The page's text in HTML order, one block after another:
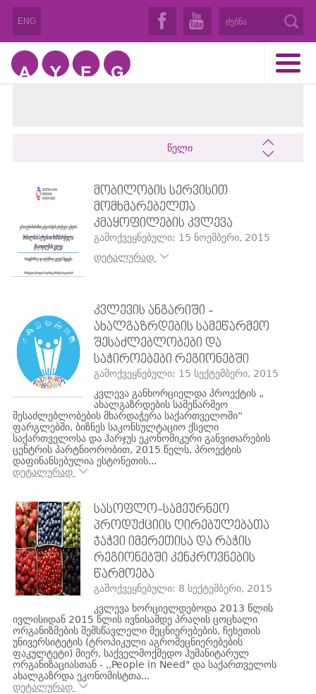
ENG
წელი
ᲛᲝᲑᲘᲚᲝᲑᲘᲡ ᲡᲔᲠᲕᲘᲡᲘᲗ
ᲛᲝᲛᲮᲛᲐᲠᲔᲑᲔᲚᲗᲐ
ᲙᲛᲐᲧᲝᲤᲘᲚᲔᲑᲘᲡ ᲙᲕᲚᲔᲕᲐ
გამოქვეყნებული: 15 ნოემბერი, 2015
დეტალურად
ᲙᲕᲚᲔᲕᲘᲡ ᲐᲜᲒᲐᲠᲘᲨᲘ -
ᲐᲮᲐᲚᲒᲐᲖᲠᲓᲔᲑᲘᲡ ᲡᲐᲛᲔᲬᲐᲠᲛᲔᲝ
ᲨᲔᲡᲐᲫᲚᲔᲑᲚᲝᲑᲔᲑᲘ ᲓᲐ
ᲡᲐᲭᲘᲠᲝᲔᲑᲔᲑᲘ ᲠᲔᲒᲘᲝᲜᲔᲑᲨᲘ
გამოქვეყნებული: 15 სექტემბერი, 2015
კვლევა განხორციელდა პროექტის „
ახალგაზრდების სამეწარმეო
შესაძლებლობების მხარდაჭერა საქართველოში“
ფარგლებში, ბიზნეს საკონსულტაციო ქსელი
საქართველოსა და ჰარჯუს ეკონომიკური განვითარების
ცენტრის პარტნიორობით, 2015 წელს. პროექტის
დაფინანსებულია ესტონეთის...
დეტალურად
ᲡᲐᲡᲝᲤᲚᲝ-ᲡᲐᲛᲔᲣᲠᲜᲔᲝ
ᲞᲠᲝᲓᲣᲥᲪᲘᲘᲡ ᲦᲘᲠᲔᲑᲣᲚᲔᲑᲐᲗᲐ
ᲯᲐᲭᲕᲘ ᲘᲛᲔᲠᲔᲗᲘᲡᲐ ᲓᲐ ᲠᲐᲭᲘᲡ
ᲠᲔᲒᲘᲝᲜᲔᲑᲨᲘ ᲙᲔᲜᲙᲠᲝᲕᲜᲔᲑᲘᲡ
ᲬᲐᲠᲛᲝᲔᲑᲐ
გამოქვეყნებული: 8 სექტემბერი, 2015
კვლევა ხორციელდებოდა 2013 წლის
ივლისიდან 2015 წლის ივნისამდე პრაღის ცოცხალი
ორგანიზმების შემსწავლელი მეცნიერებების, ჩეხეთის
უნივერსიტეტის (ტროპიკული აგრომეცნიერებების
ფაკულტეტი) მიერ, საქველმოქმედო ჰუმანიტარულ
ორგანიზაციასთან - ,,People in Need" და საქართველოს
ახალგაზრდა ეკონომისტთა...
დეტალურად